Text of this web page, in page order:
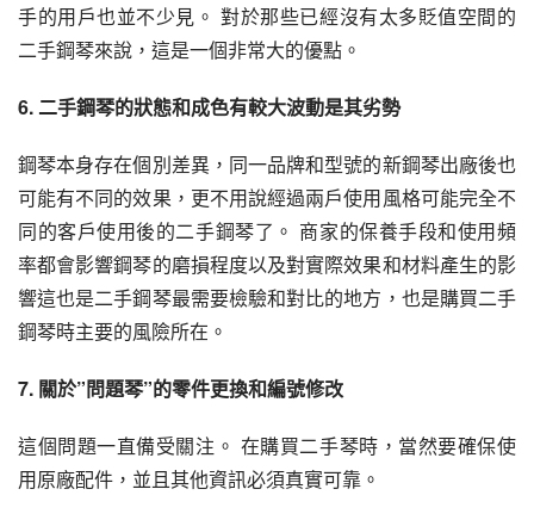
手的用戶也並不少見。 對於那些已經沒有太多貶值空間的
二手鋼琴來說，這是一個非常大的優點。
6. 二手鋼琴的狀態和成色有較大波動是其劣勢
鋼琴本身存在個別差異，同一品牌和型號的新鋼琴出廠後也
可能有不同的效果，更不用說經過兩戶使用風格可能完全不
同的客戶使用後的二手鋼琴了。 商家的保養手段和使用頻
率都會影響鋼琴的磨損程度以及對實際效果和材料產生的影
響這也是二手鋼琴最需要檢驗和對比的地方，也是購買二手
鋼琴時主要的風險所在。
7. 關於”問題琴”的零件更換和編號修改
這個問題一直備受關注。 在購買二手琴時，當然要確保使
用原廠配件，並且其他資訊必須真實可靠。